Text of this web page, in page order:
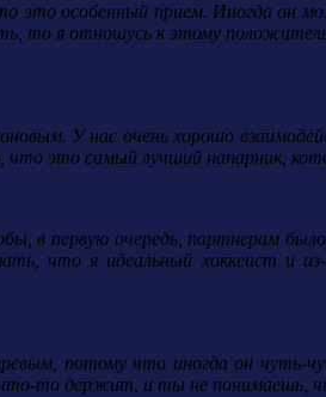
особенный прием. Иногда он
то я отношусь к этому
У нас очень хорошо
это самый лучший напарник,
в первую очередь, партнерам
что я идеальный хоккеист и
потому что иногда он чуть-
то держит, и ты не понимаешь,